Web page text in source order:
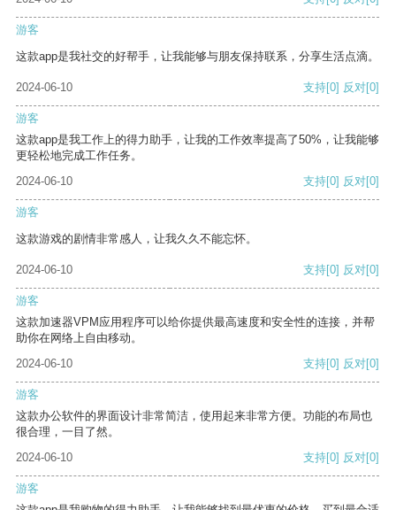
游客
这款app是我社交的好帮手，让我能够与朋友保持联系，分享生活点滴。
2024-06-10 支持[0] 反对[0]
游客
这款app是我工作上的得力助手，让我的工作效率提高了50%，让我能够
更轻松地完成工作任务。
2024-06-10
支持[0] 反对[0]
游客
这款游戏的剧情非常感人，让我久久不能忘怀。
2024-06-10 支持[0] 反对[0]
游客
这款加速器VPM应用程序可以给你提供最高速度和安全性的连接，并帮
助你在网络上自由移动。
2024-06-10
支持[0] 反对[0]
游客
这款办公软件的界面设计非常简洁，使用起来非常方便。功能的布局也
很合理，一目了然。
2024-06-10
支持[0] 反对[0]
游客